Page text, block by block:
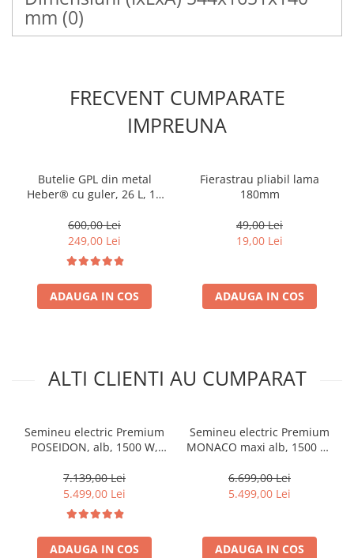
mm (0)
FRECVENT CUMPARATE
IMPREUNA
Butelie GPL din metal
Heber® cu guler, 26 L, 11
cu gaz
600,00 Lei
249,00 Lei
ADAUGA IN COS
Fierastrau pliabil lama
180mm
49,00 Lei
19,00 Lei
ADAUGA IN COS
ALTI CLIENTI AU CUMPARAT
Semineu electric Premium
POSEIDON, alb, 1500 W,
efect 3D, telecomanda
7.139,00 Lei
5.499,00 Lei
ADAUGA IN COS
Semineu electric Premium
MONACO maxi alb, 1500 W,
efect 3D, telecomanda
6.699,00 Lei
5.499,00 Lei
ADAUGA IN COS